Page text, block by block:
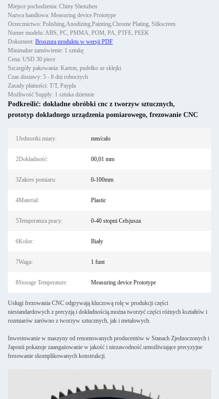
Miejsce pochodzenia: Chiny Shenzhen
Nazwa handlowa: Measuring device Prototype
Orzecznictwo: Polishing,Anodizing,Painting,Chrome Plating, Silkscreen
Numer modelu: ABS, PC, PMMA, POM, PA, PTFE, PEEK
Dokument: Broszura produktu w wersji PDF
Minimalne zamówienie: 1 sztukę
Cena: USD 30 piece
Szczegóły pakowania: Karton, pudełko ze sklejki
Czas dostawy: 5 - 8 dni roboczych
Zasady płatności: T/T, Paypla
Możliwość Supply: 1 sztuka dziennie
Podkreślić: dokładne obróbki cnc z tworzyw sztucznych,
prototyp dokładnego urządzenia pomiarowego, frezowanie CNC
1Jednostki miary: mm/calo
2Dokładność: 00,01 mm
3Zakres pomiaru: 0-100mm
4Material: Plastic
5Temperatura pracy: 0-40 stopni Celsjusza
6Kolor: Biały
7Waga: 1 funt
8Storage Temperature: Measuring device Prototype
Usługi frezowania CNC odgrywają kluczową rolę w produkcji części
niestandardowych z precyzją i dokładnością.można tworzyć części różnych kształtów i
rozmiarów zarówno z tworzyw sztucznych, jak i metalowych.
Inwestowanie w maszyny od renomowanych producentów w Stanach Zjednoczonych i
Japonii pokazuje zaangażowanie w jakość i niezawodność.umożliwiające precyzyjne
fresowanie skomplikowanych konstrukcji.